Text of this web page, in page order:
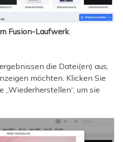
Fusion-Laufwerk
die Datei(en) aus,
möchten. Klicken Sie
um sie